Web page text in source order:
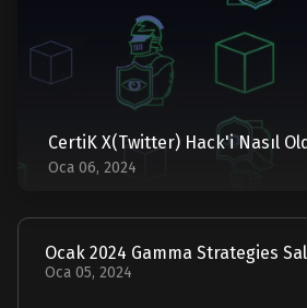
CertiK X(Twitter) Hack'i Nasıl
Oca 06, 2024
Ocak 2024 Gamma Strategies
Oca 05, 2024